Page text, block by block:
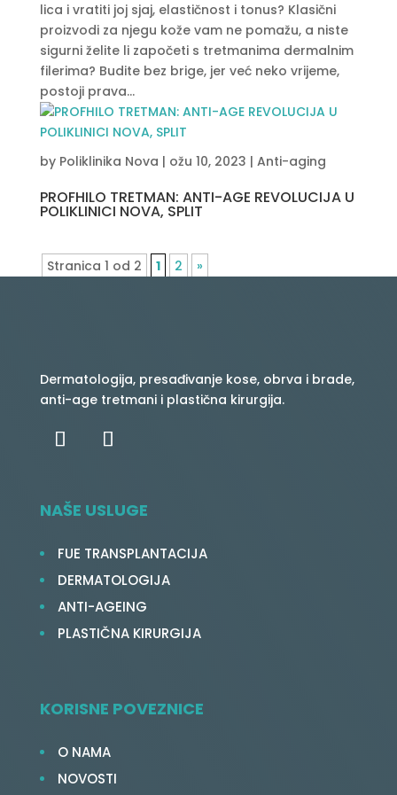
PROFHILO TRETMAN: ANTI-AGE REVOLUCIJA U
POLIKLINICI NOVA, SPLIT
by Poliklinika Nova | ožu 10, 2023 | Anti-aging
lica i vratiti joj sjaj, elastičnost i tonus? Klasični
proizvodi za njegu kože vam ne pomažu, a niste
sigurni želite li započeti s tretmanima dermalnim
filerima? Budite bez brige, jer već neko vrijeme,
postoji prava...
Stranica 1 od 2 1 2 »
Dermatologija, presađivanje kose, obrva i brade,
anti-age tretmani i plastična kirurgija.
NAŠE USLUGE
FUE TRANSPLANTACIJA
DERMATOLOGIJA
ANTI-AGEING
PLASTIČNA KIRURGIJA
KORISNE POVEZNICE
O NAMA
NOVOSTI